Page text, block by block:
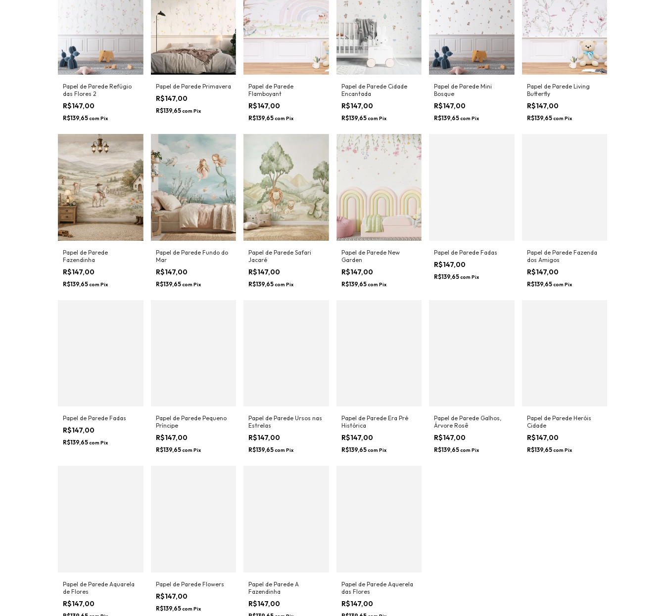
Papel de Parede Refúgio
das Flores 2
R$147,00
R$139,65comPix
Papel de Parede Primavera
R$147,00
Papel de Parede
Flamboyant
R$147,00
R$139,65comPix
Papel de Parede Cidade
Encantada
R$147,00
R$139,65comPix
Papel de Parede Mini
Bosque
R$147,00
Papel de Parede Living
Butterfly
R$147,00
Papel de Parede
Fazendinha
R$147,00
Papel de Parede Fundo do
Mar
R$147,00
Papel de Parede Safari
Jacaré
R$147,00
Papel de Parede New
Garden
R$147,00
Papel de Parede Fadas
R$147,00
Papel de Parede Fazenda
dos Amigos
R$147,00
Papel de Parede Fadas
R$147,00
Papel de Parede Pequeno
Príncipe
R$147,00
Papel de Parede Ursos nas
Estrelas
R$147,00
Papel de Parede Era Pré
Histórica
R$147,00
Papel de Parede Galhos,
Árvore Rosê
R$147,00
Papel de Parede Heróis
Cidade
R$147,00
Papel de Parede Aquarela
de Flores
Papel de Parede Flowers
R$147,00
Papel de Parede A
Fazendinha
Papel de Parede Aquerela
das Flores